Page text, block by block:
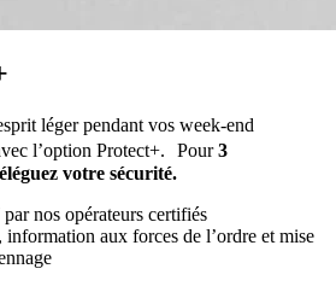
léger pendant vos week-end
l’option Protect+. Pour3
votre sécurité.
nos opérateurs certifiés
information aux forces de l’ordre et mise